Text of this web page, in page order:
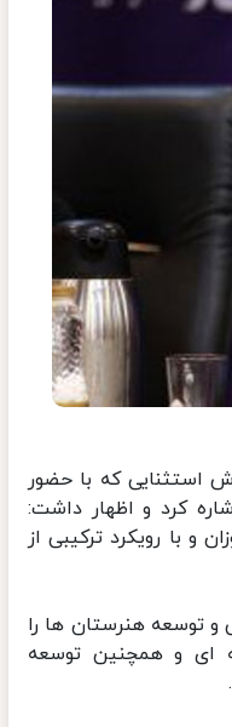
که با حضور
کرد و اظهار داشت:
با رویکرد ترکیبی از
هنرستان ها را
ای و همچنین توسعه